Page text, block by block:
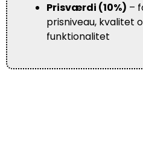
Prisværdi (10%) –
prisniveau, kvalitet
funktionalitet